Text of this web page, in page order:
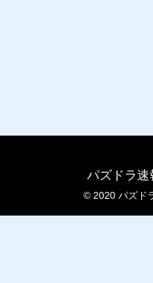
パズドラ速
© 2020 パズド